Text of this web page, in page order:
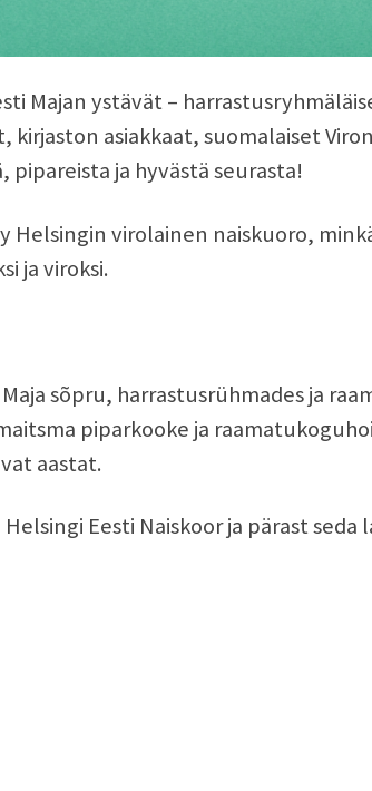
Majan ystävät –
asiakkaat, suomalaiset
ja hyvästä seurasta!
Helsingin virolainen naiskuoro,
ja viroksi.
sõpru, harrastusrühmades ja
piparkooke ja
aastat.
Eesti Naiskoor ja pärast